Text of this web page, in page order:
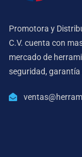
Promotora y
C.V. cuenta con
mercado de
seguridad, garantía